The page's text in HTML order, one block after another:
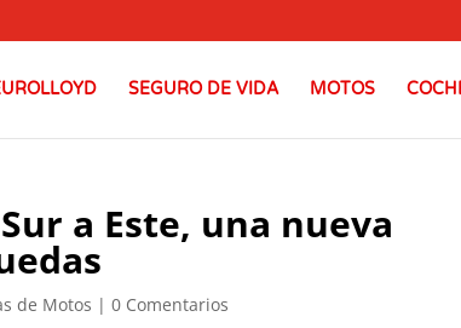
SEGURO DE VIDA MOTOS
a Este, una nueva
de Motos |0 Comentarios